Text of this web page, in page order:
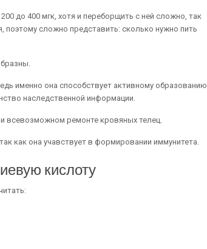
до 400 мгк, хотя и переборщить с ней сложно, так
поэтому сложно представить: сколько нужно пить
именно она способствует активному образованию
наследственной информации.
всевозможном ремонте кровяных телец.
как она учавствует в формировании иммунитета.
кислоту